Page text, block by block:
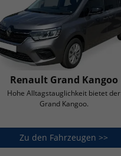
Renault Grand Kangoo
Hohe Alltagstauglichkeit bietet der
Grand Kangoo.
Zu den Fahrzeugen >>